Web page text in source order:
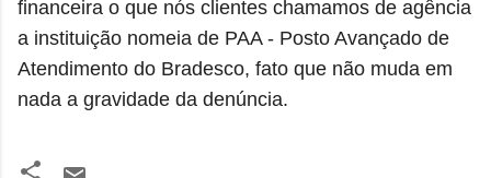
financeira o que nós clientes chamamos de agência
a instituição nomeia de PAA - Posto Avançado de
Atendimento do Bradesco, fato que não muda em
nada a gravidade da denúncia.